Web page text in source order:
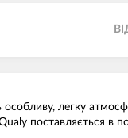
особливу, легку
поставляється в